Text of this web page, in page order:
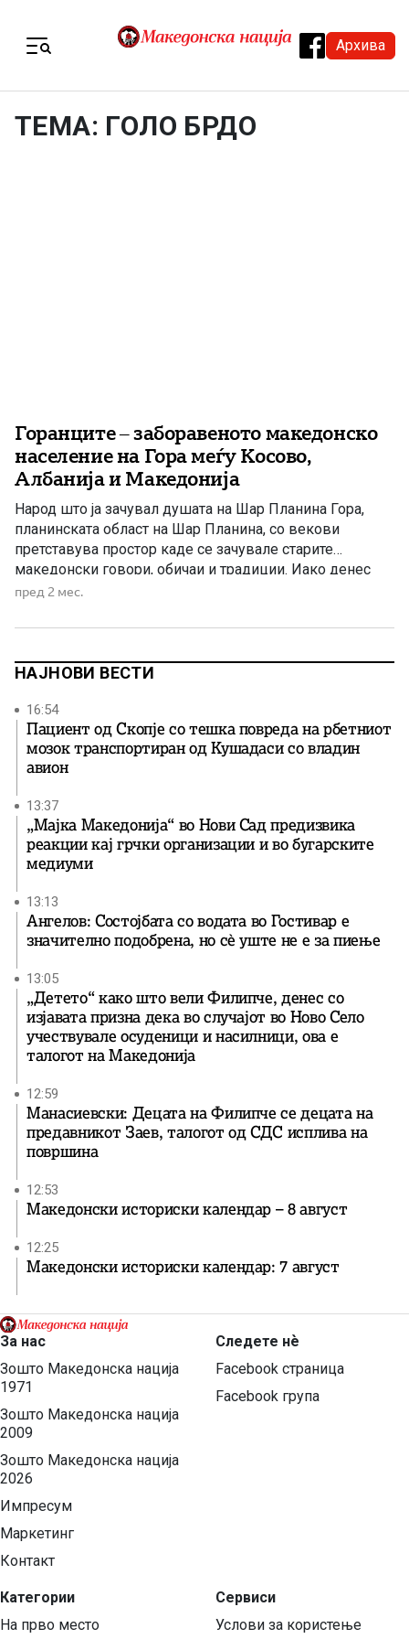
Архива
ТЕМА: ГОЛО БРДО
Горанците – заборавеното македонско
население на Гора меѓу Косово,
Албанија и Македонија
Народ што ја зачувал душата на Шар Планина Гора,
планинската област на Шар Планина, со векови
претставува простор каде се зачувале старите
македонски говори, обичаи и традиции. Иако денес
различни држави и идеологии се обидуваат да го
етнографската литература укажува на блиски врски
пред 2 мес.
НАЈНОВИ ВЕСТИ
16:54
Пациент од Скопје со тешка повреда на рбетниот
мозок транспортиран од Кушадаси со владин
авион
13:37
„Мајка Македонија“ во Нови Сад предизвика
реакции кај грчки организации и во бугарските
медиуми
13:13
Ангелов: Состојбата со водата во Гостивар е
значително подобрена, но сè уште не е за пиење
13:05
„Детето“ како што вели Филипче, денес со
изјавата призна дека во случајот во Ново Село
учествувале осуденици и насилници, ова е
талогот на Македонија
12:59
Манасиевски: Децата на Филипче се децата на
предавникот Заев, талогот од СДС исплива на
површина
12:53
Македонски историски календар – 8 август
12:25
Македонски историски календар: 7 август
За нас
Зошто Македонска нација
1971
Зошто Македонска нација
2009
Зошто Македонска нација
2026
Импресум
Маркетинг
Контакт
Категории
На прво место
Следете нѐ
Facebook страница
Facebook група
Сервиси
Услови за користење